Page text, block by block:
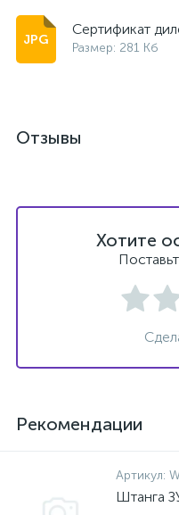
Сертификат
Размер: 281 Кб
Отзывы
Хотите
Рекомендации
Артикул:
Штанга